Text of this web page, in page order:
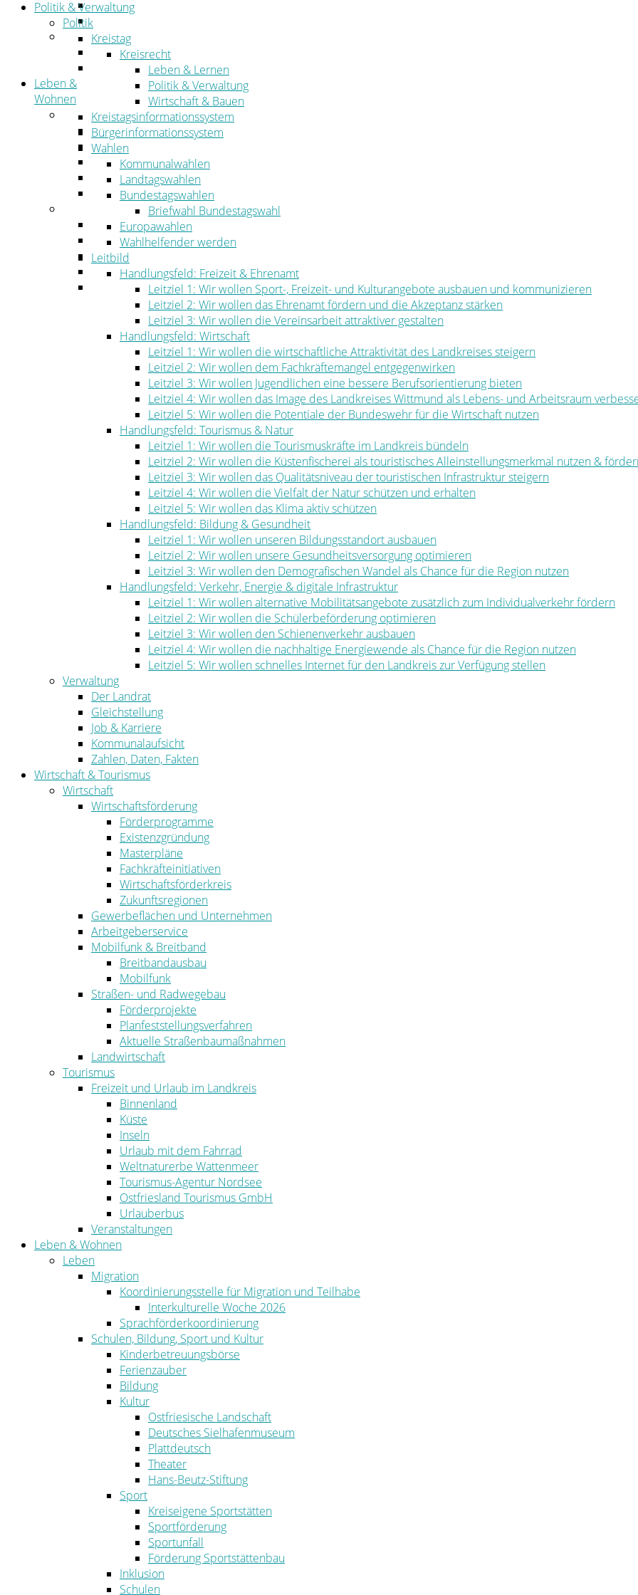
Straßen- und Radwegebau
Landwirtschaft
Tourismus
Freizeit und Urlaub im Landkreis
Veranstaltungen
Leben &
Wohnen
Leben
Migration
Schulen, Bildung, Sport und Kultur
Soziales
Gesundheit
Jugend, Familie und Senioren
Bauen und Planen
Abfall
Verkehr
Umwelt
Ordnung
Politik & Verwaltung
Politik
Kreistag
Kreisrecht
Leben & Lernen
Politik & Verwaltung
Wirtschaft & Bauen
Kreistagsinformationssystem
Bürgerinformationssystem
Wahlen
Kommunalwahlen
Landtagswahlen
Bundestagswahlen
Briefwahl Bundestagswahl
Europawahlen
Wahlhelfender werden
Leitbild
Handlungsfeld: Freizeit & Ehrenamt
Leitziel 1: Wir wollen Sport-, Freizeit- und Kulturangebote ausbauen und kommunizieren
Leitziel 2: Wir wollen das Ehrenamt fördern und die Akzeptanz stärken
Leitziel 3: Wir wollen die Vereinsarbeit attraktiver gestalten
Handlungsfeld: Wirtschaft
Leitziel 1: Wir wollen die wirtschaftliche Attraktivität des Landkreises steigern
Leitziel 2: Wir wollen dem Fachkräftemangel entgegenwirken
Leitziel 3: Wir wollen Jugendlichen eine bessere Berufsorientierung bieten
Leitziel 4: Wir wollen das Image des Landkreises Wittmund als Lebens- und Arbeitsraum
Leitziel 5: Wir wollen die Potentiale der Bundeswehr für die Wirtschaft nutzen
Handlungsfeld: Tourismus & Natur
Leitziel 1: Wir wollen die Tourismuskräfte im Landkreis bündeln
Leitziel 2: Wir wollen die Küstenfischerei als touristisches Alleinstellungsmerkmal nutzen &
Leitziel 3: Wir wollen das Qualitätsniveau der touristischen Infrastruktur steigern
Leitziel 4: Wir wollen die Vielfalt der Natur schützen und erhalten
Leitziel 5: Wir wollen das Klima aktiv schützen
Handlungsfeld: Bildung & Gesundheit
Leitziel 1: Wir wollen unseren Bildungsstandort ausbauen
Leitziel 2: Wir wollen unsere Gesundheitsversorgung optimieren
Leitziel 3: Wir wollen den Demografischen Wandel als Chance für die Region nutzen
Handlungsfeld: Verkehr, Energie & digitale Infrastruktur
Leitziel 1: Wir wollen alternative Mobilitätsangebote zusätzlich zum Individualverkehr fördern
Leitziel 2: Wir wollen die Schülerbeförderung optimieren
Leitziel 3: Wir wollen den Schienenverkehr ausbauen
Leitziel 4: Wir wollen die nachhaltige Energiewende als Chance für die Region nutzen
Leitziel 5: Wir wollen schnelles Internet für den Landkreis zur Verfügung stellen
Verwaltung
Der Landrat
Gleichstellung
Job & Karriere
Kommunalaufsicht
Zahlen, Daten, Fakten
Wirtschaft & Tourismus
Wirtschaft
Wirtschaftsförderung
Förderprogramme
Existenzgründung
Masterpläne
Fachkräfteinitiativen
Wirtschaftsförderkreis
Zukunftsregionen
Gewerbeflächen und Unternehmen
Arbeitgeberservice
Mobilfunk & Breitband
Breitbandausbau
Mobilfunk
Straßen- und Radwegebau
Förderprojekte
Planfeststellungsverfahren
Aktuelle Straßenbaumaßnahmen
Landwirtschaft
Tourismus
Freizeit und Urlaub im Landkreis
Binnenland
Küste
Inseln
Urlaub mit dem Fahrrad
Weltnaturerbe Wattenmeer
Tourismus-Agentur Nordsee
Ostfriesland Tourismus GmbH
Urlauberbus
Veranstaltungen
Leben & Wohnen
Leben
Migration
Koordinierungsstelle für Migration und Teilhabe
Interkulturelle Woche 2026
Sprachförderkoordinierung
Schulen, Bildung, Sport und Kultur
Kinderbetreuungsbörse
Ferienzauber
Bildung
Kultur
Ostfriesische Landschaft
Deutsches Sielhafenmuseum
Plattdeutsch
Theater
Hans-Beutz-Stiftung
Sport
Kreiseigene Sportstätten
Sportförderung
Sportunfall
Förderung Sportstättenbau
Inklusion
Schulen